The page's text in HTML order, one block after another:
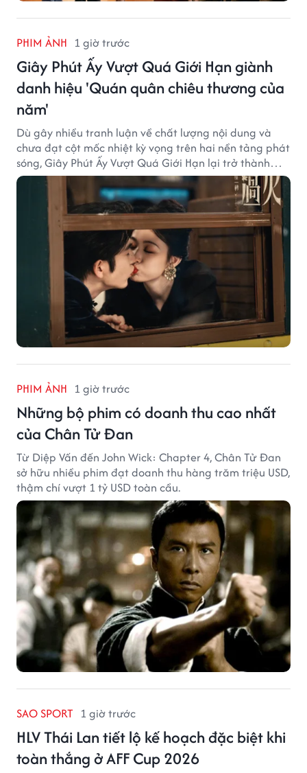
PHIM ẢNH 1 giờ trước
Giây Phút Ấy Vượt Quá Giới Hạn giành
danh hiệu 'Quán quân chiêu thương của
năm'
Dù gây nhiều tranh luận về chất lượng nội dung và
chưa đạt cột mốc nhiệt kỳ vọng trên hai nền tảng phát
sóng, Giây Phút Ấy Vượt Quá Giới Hạn lại trở thành
hiện tượng ở khía cạnh thương mại.
PHIM ẢNH 1 giờ trước
Những bộ phim có doanh thu cao nhất
của Chân Tử Đan
Từ Diệp Vấn đến John Wick: Chapter 4, Chân Tử Đan
sở hữu nhiều phim đạt doanh thu hàng trăm triệu USD,
thậm chí vượt 1 tỷ USD toàn cầu.
SAO SPORT 1 giờ trước
HLV Thái Lan tiết lộ kế hoạch đặc biệt khi
toàn thắng ở AFF Cup 2026